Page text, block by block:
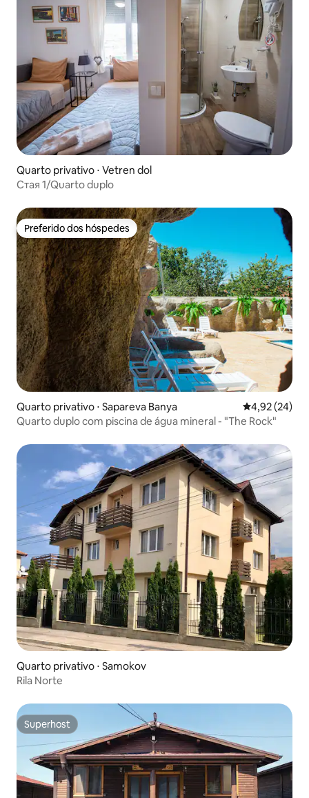
Quarto privativo ⋅ Vetren dol
Стая 1/Quarto duplo
Preferido dos hóspedes
Preferido dos hóspedes
Quarto privativo ⋅ Sapareva Banya 4,92 de uma
4,92 (24)
Quarto duplo com piscina de água mineral - "The Rock"
Quarto privativo ⋅ Samokov
Rila Norte
Superhost
Superhost